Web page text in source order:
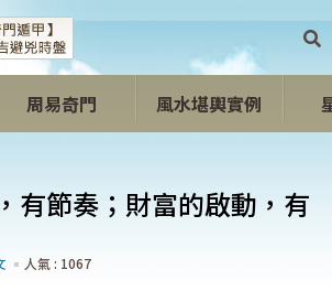
周易奇門 風水堪輿實例
有節奏；財富的啟動，有
1067